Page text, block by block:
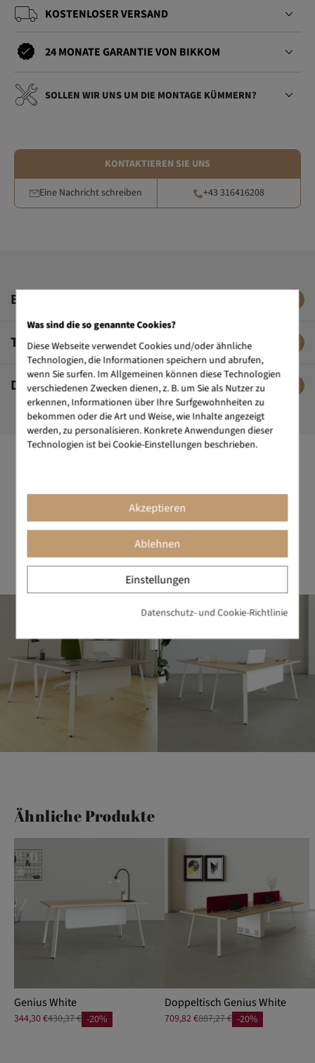
KOSTENLOSER VERSAND
24 MONATE GARANTIE VON BIKKOM
SOLLEN WIR UNS UM DIE MONTAGE KÜMMERN?
KONTAKTIEREN SIE UNS
Eine Nachricht schreiben +43 316416208
BESCHREIBUNG
TECHNISCHE DATEN
DAS SAGEN UNSERE KUNDEN
Die Marke für Büromöbel mit dem gewissen Etwas. Design ist
unserer Markenzeichen. Wir schaffen Objekte, die Schönheit
und Nutzen perfekt vereinen. BIKKOM steht für erstklassiges
Büromöbeldesign mit ausgezeichnetem Preis-Leistungs-
Verhältnis.
Ähnliche Produkte
Genius White
344,30 €430,37 € -20%
Doppeltisch Genius White
709,82 €887,27 € -20%
Was sind die so genannte Cookies?
Diese Webseite verwendet Cookies und/oder ähnliche
Technologien, die Informationen speichern und abrufen,
wenn Sie surfen. Im Allgemeinen können diese Technologien
verschiedenen Zwecken dienen, z. B. um Sie als Nutzer zu
erkennen, Informationen über Ihre Surfgewohnheiten zu
bekommen oder die Art und Weise, wie Inhalte angezeigt
werden, zu personalisieren. Konkrete Anwendungen dieser
Technologien ist bei Cookie-Einstellungen beschrieben.
Akzeptieren
Ablehnen
Einstellungen
Datenschutz- und Cookie-Richtlinie